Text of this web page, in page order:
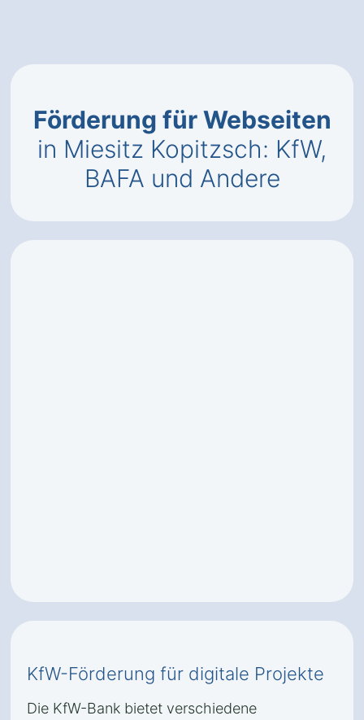
Förderung für Webseiten
in Miesitz Kopitzsch: KfW,
BAFA und Andere
KfW-Förderung für digitale Projekte
Die KfW-Bank bietet verschiedene